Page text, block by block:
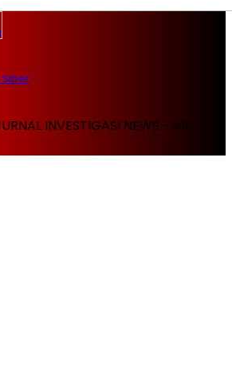
INVESTIGASI NEWS - All